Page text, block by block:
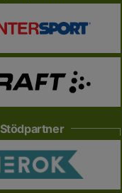
Stödpartner